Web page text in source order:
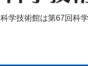
科学技術館は第67回科